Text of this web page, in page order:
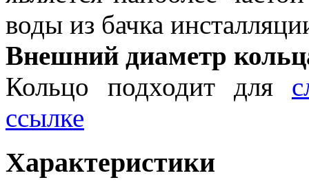
воды из бачка
Внешний диаметр
Кольцо подходит для
ссылке
Характеристики